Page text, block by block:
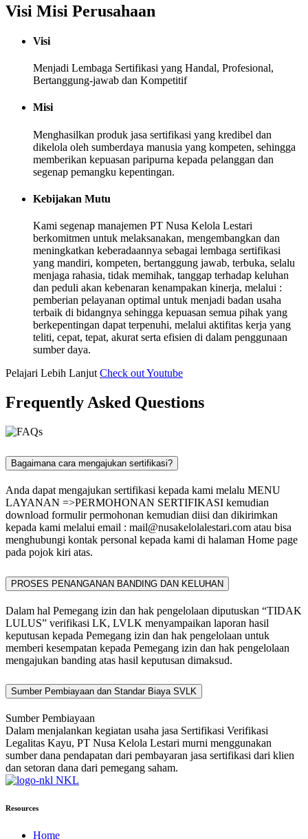
Visi Misi Perusahaan
Visi
Menjadi Lembaga Sertifikasi yang Handal, Profesional,
Bertanggung-jawab dan Kompetitif
Misi
Menghasilkan produk jasa sertifikasi yang kredibel dan
dikelola oleh sumberdaya manusia yang kompeten, sehingga
memberikan kepuasan paripurna kepada pelanggan dan
segenap pemangku kepentingan.
Kebijakan Mutu
Kami segenap manajemen PT Nusa Kelola Lestari
berkomitmen untuk melaksanakan, mengembangkan dan
meningkatkan keberadaannya sebagai lembaga sertifikasi
yang mandiri, kompeten, bertanggung jawab, terbuka, selalu
menjaga rahasia, tidak memihak, tanggap terhadap keluhan
dan peduli akan kebenaran kenampakan kinerja, melalui :
pemberian pelayanan optimal untuk menjadi badan usaha
terbaik di bidangnya sehingga kepuasan semua pihak yang
berkepentingan dapat terpenuhi, melalui aktifitas kerja yang
teliti, cepat, tepat, akurat serta efisien di dalam penggunaan
sumber daya.
Pelajari Lebih Lanjut Check out Youtube
Frequently Asked Questions
Bagaimana cara mengajukan sertifikasi?
Anda dapat mengajukan sertifikasi kepada kami melalu MENU
LAYANAN =>PERMOHONAN SERTIFIKASI kemudian
download formulir permohonan kemudian diisi dan dikirimkan
kepada kami melalui email : mail@nusakelolalestari.com atau bisa
menghubungi kontak personal kepada kami di halaman Home page
pada pojok kiri atas.
PROSES PENANGANAN BANDING DAN KELUHAN
Dalam hal Pemegang izin dan hak pengelolaan diputuskan “TIDAK
LULUS” verifikasi LK, LVLK menyampaikan laporan hasil
keputusan kepada Pemegang izin dan hak pengelolaan untuk
memberi kesempatan kepada Pemegang izin dan hak pengelolaan
mengajukan banding atas hasil keputusan dimaksud.
Sumber Pembiayaan dan Standar Biaya SVLK
Sumber Pembiayaan
Dalam menjalankan kegiatan usaha jasa Sertifikasi Verifikasi
Legalitas Kayu, PT Nusa Kelola Lestari murni menggunakan
sumber dana pendapatan dari pembayaran jasa sertifikasi dari klien
dan setoran dana dari pemegang saham.
NKL
Resources
Home